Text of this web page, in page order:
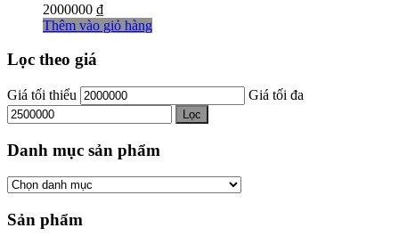
2000000 ₫
Thêm vào giỏ hàng
Lọc theo giá
Giá tối thiểu Giá tối đa
Lọc
Danh mục sản phẩm
Sản phẩm